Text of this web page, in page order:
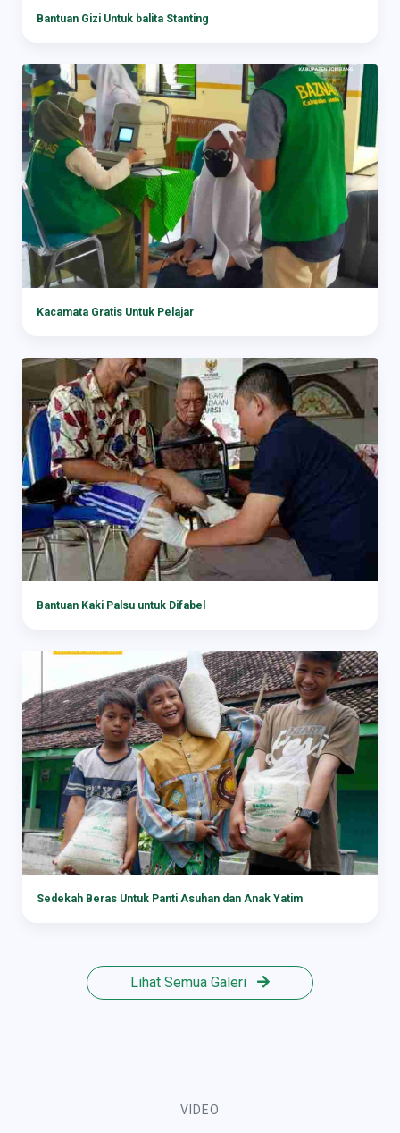
Bantuan Gizi Untuk balita Stanting
Kacamata Gratis Untuk Pelajar
Bantuan Kaki Palsu untuk Difabel
Sedekah Beras Untuk Panti Asuhan dan Anak Yatim
Lihat Semua Galeri
VIDEO